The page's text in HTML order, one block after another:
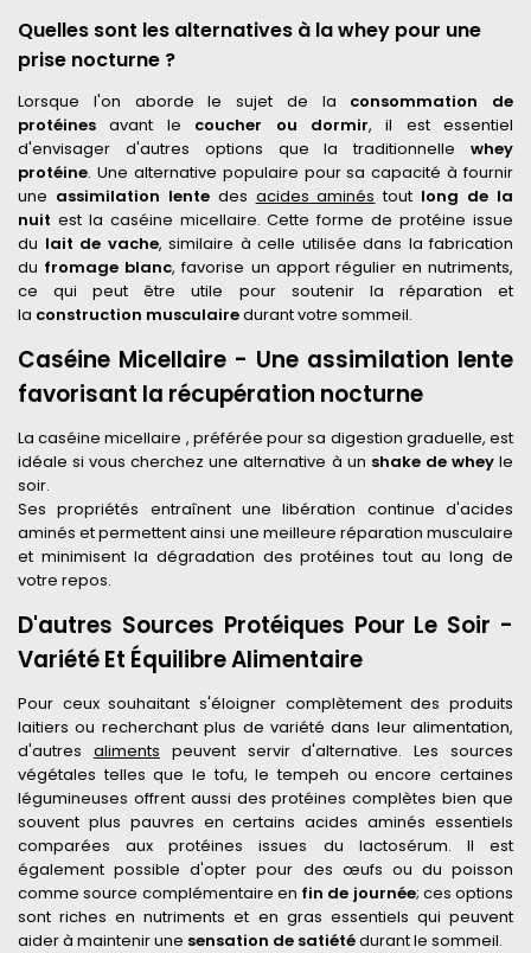
Quelles sont les alternatives à la whey pour une
prise nocturne ?
Lorsque l'on aborde le sujet de la consommation de
protéines avant le coucher ou dormir, il est essentiel
d'envisager d'autres options que la traditionnelle whey
protéine. Une alternative populaire pour sa capacité à fournir
une assimilation lentedes acides aminés tout long de la
nuit est la caséine micellaire. Cette forme de protéine issue
du lait de vache, similaire à celle utilisée dans la fabrication
du fromage blanc, favorise un apport régulier en nutriments,
ce qui peut être utile pour soutenir la réparation et
la construction musculairedurant votre sommeil.
Caséine Micellaire - Une assimilation lente
favorisant la récupération nocturne
La caséine micellaire , préférée pour sa digestion graduelle, est
idéale si vous cherchez une alternative à un shake de wheyle
soir.
Ses propriétés entraînent une libération continue d'acides
aminés et permettent ainsi une meilleure réparation musculaire
et minimisent la dégradation des protéines tout au long de
votre repos.
D'autres Sources Protéiques Pour Le Soir -
Variété Et Équilibre Alimentaire
Pour ceux souhaitant s'éloigner complètement des produits
laitiers ou recherchant plus de variété dans leur alimentation,
d'autres aliments peuvent servir d'alternative. Les sources
végétales telles que le tofu, le tempeh ou encore certaines
légumineuses offrent aussi des protéines complètes bien que
souvent plus pauvres en certains acides aminés essentiels
comparées aux protéines issues du lactosérum. Il est
également possible d'opter pour des œufs ou du poisson
comme source complémentaire en fin de journée; ces options
sont riches en nutriments et en gras essentiels qui peuvent
aider à maintenir une sensation de satiétédurant le sommeil.